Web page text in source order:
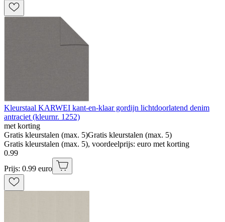
Kleurstaal KARWEI kant-en-klaar gordijn lichtdoorlatend denim
antraciet (kleurnr. 1252)
met korting
Gratis kleurstalen (max. 5)Gratis kleurstalen (max. 5)
Gratis kleurstalen (max. 5), voordeelprijs: euro met korting
0.99
Prijs: 0.99 euro